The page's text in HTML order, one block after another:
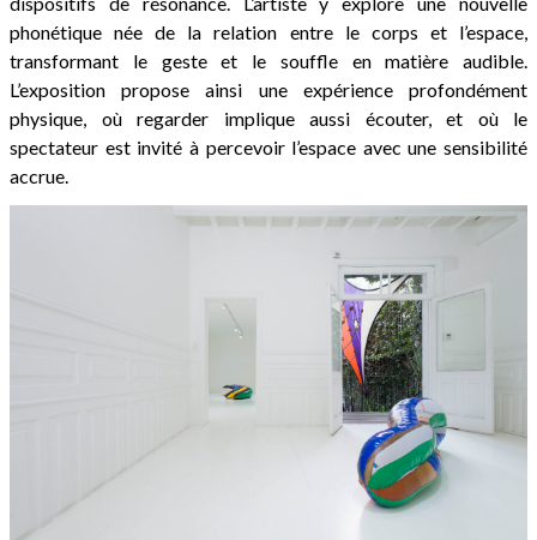
phonétique née de la relation entre le corps et l’espace,
transformant le geste et le souffle en matière audible.
L’exposition propose ainsi une expérience profondément
physique, où regarder implique aussi écouter, et où le
spectateur est invité à percevoir l’espace avec une sensibilité
accrue.